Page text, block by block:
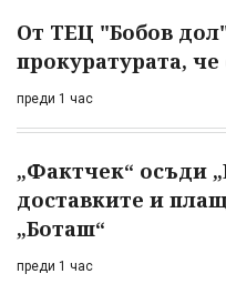
От ТЕЦ "Бобов
прокуратурата,
преди 1 час
„Фактчек“ осъди
доставките и
„Боташ“
преди 1 час